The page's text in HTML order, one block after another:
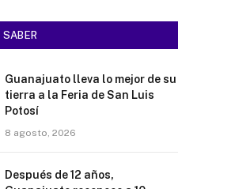
SABER
Guanajuato lleva lo mejor de su
tierra a la Feria de San Luis
Potosí
8 agosto, 2026
Después de 12 años,